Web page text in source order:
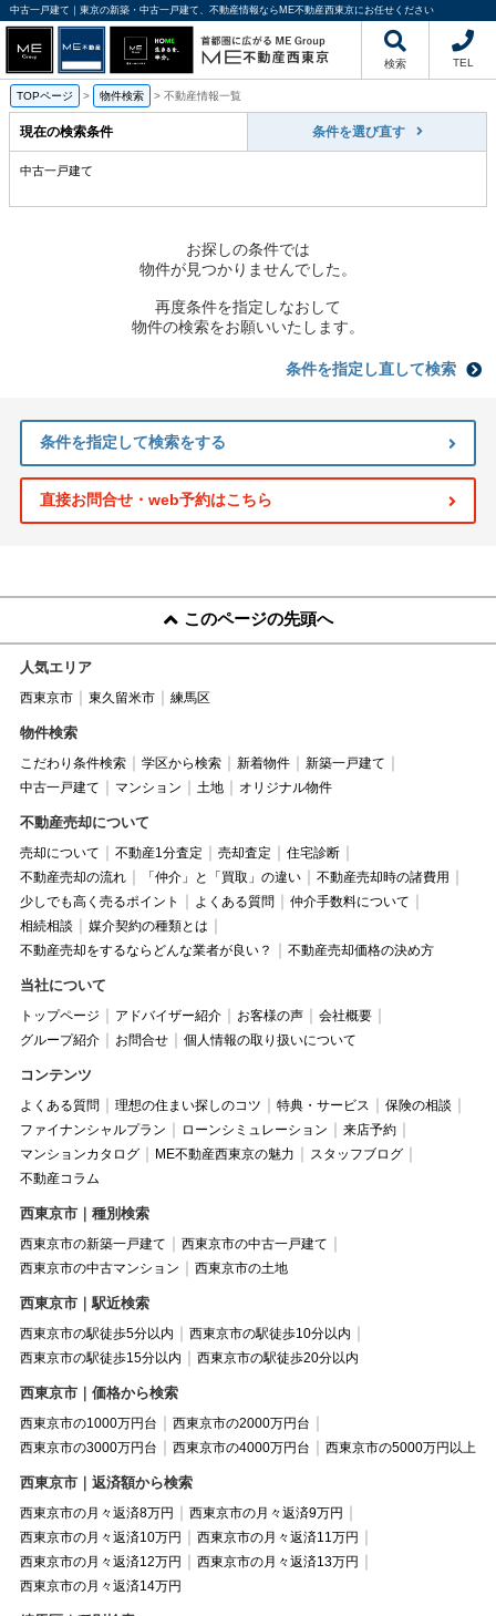
中古一戸建て｜東京の新築・中古一戸建て、不動産情報ならME不動産西東京にお任せください
検索 TEL
TOPページ > 物件検索 > 不動産情報一覧
現在の検索条件 条件を選び直す
中古一戸建て
お探しの条件では
物件が見つかりませんでした。
再度条件を指定しなおして
物件の検索をお願いいたします。
条件を指定し直して検索
条件を指定して検索をする
直接お問合せ・web予約はこちら
このページの先頭へ
人気エリア
西東京市 東久留米市 練馬区
物件検索
こだわり条件検索 学区から検索 新着物件
新築一戸建て
中古一戸建て
マンション 土地 オリジナル物件
不動産売却について
売却について 不動産1分査定 売却査定
住宅診断
不動産売却の流れ
「仲介」と「買取」の違い
不動産売却時の諸費用
少しでも高く売るポイント
よくある質問
仲介手数料について
相続相談
媒介契約の種類とは
不動産売却をするならどんな業者が良い？
不動産売却価格の決め方
当社について
トップページ アドバイザー紹介 お客様の声
会社概要
グループ紹介
お問合せ 個人情報の取り扱いについて
コンテンツ
よくある質問 理想の住まい探しのコツ 特典・サービス
保険の相談
ファイナンシャルプラン
ローンシミュレーション
来店予約
マンションカタログ
ME不動産西東京の魅力
スタッフブログ
不動産コラム
西東京市｜種別検索
西東京市の新築一戸建て
西東京市の中古一戸建て
西東京市の中古マンション
西東京市の土地
西東京市｜駅近検索
西東京市の駅徒歩5分以内
西東京市の駅徒歩10分以内
西東京市の駅徒歩15分以内
西東京市の駅徒歩20分以内
西東京市｜価格から検索
西東京市の1000万円台
西東京市の2000万円台
西東京市の3000万円台
西東京市の4000万円台 西東京市の5000万円以上
西東京市｜返済額から検索
西東京市の月々返済8万円
西東京市の月々返済9万円
西東京市の月々返済10万円
西東京市の月々返済11万円
西東京市の月々返済12万円
西東京市の月々返済13万円
西東京市の月々返済14万円